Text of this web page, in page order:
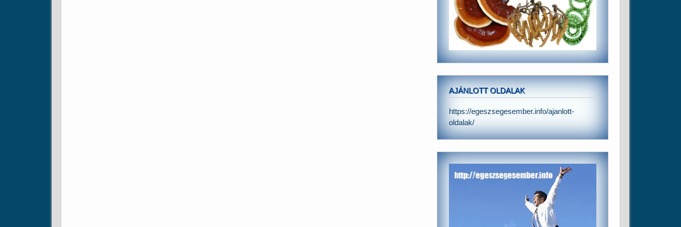
AJÁNLOTT OLDALAK
https://egeszsegesember.info/ajanlott-
oldalak/